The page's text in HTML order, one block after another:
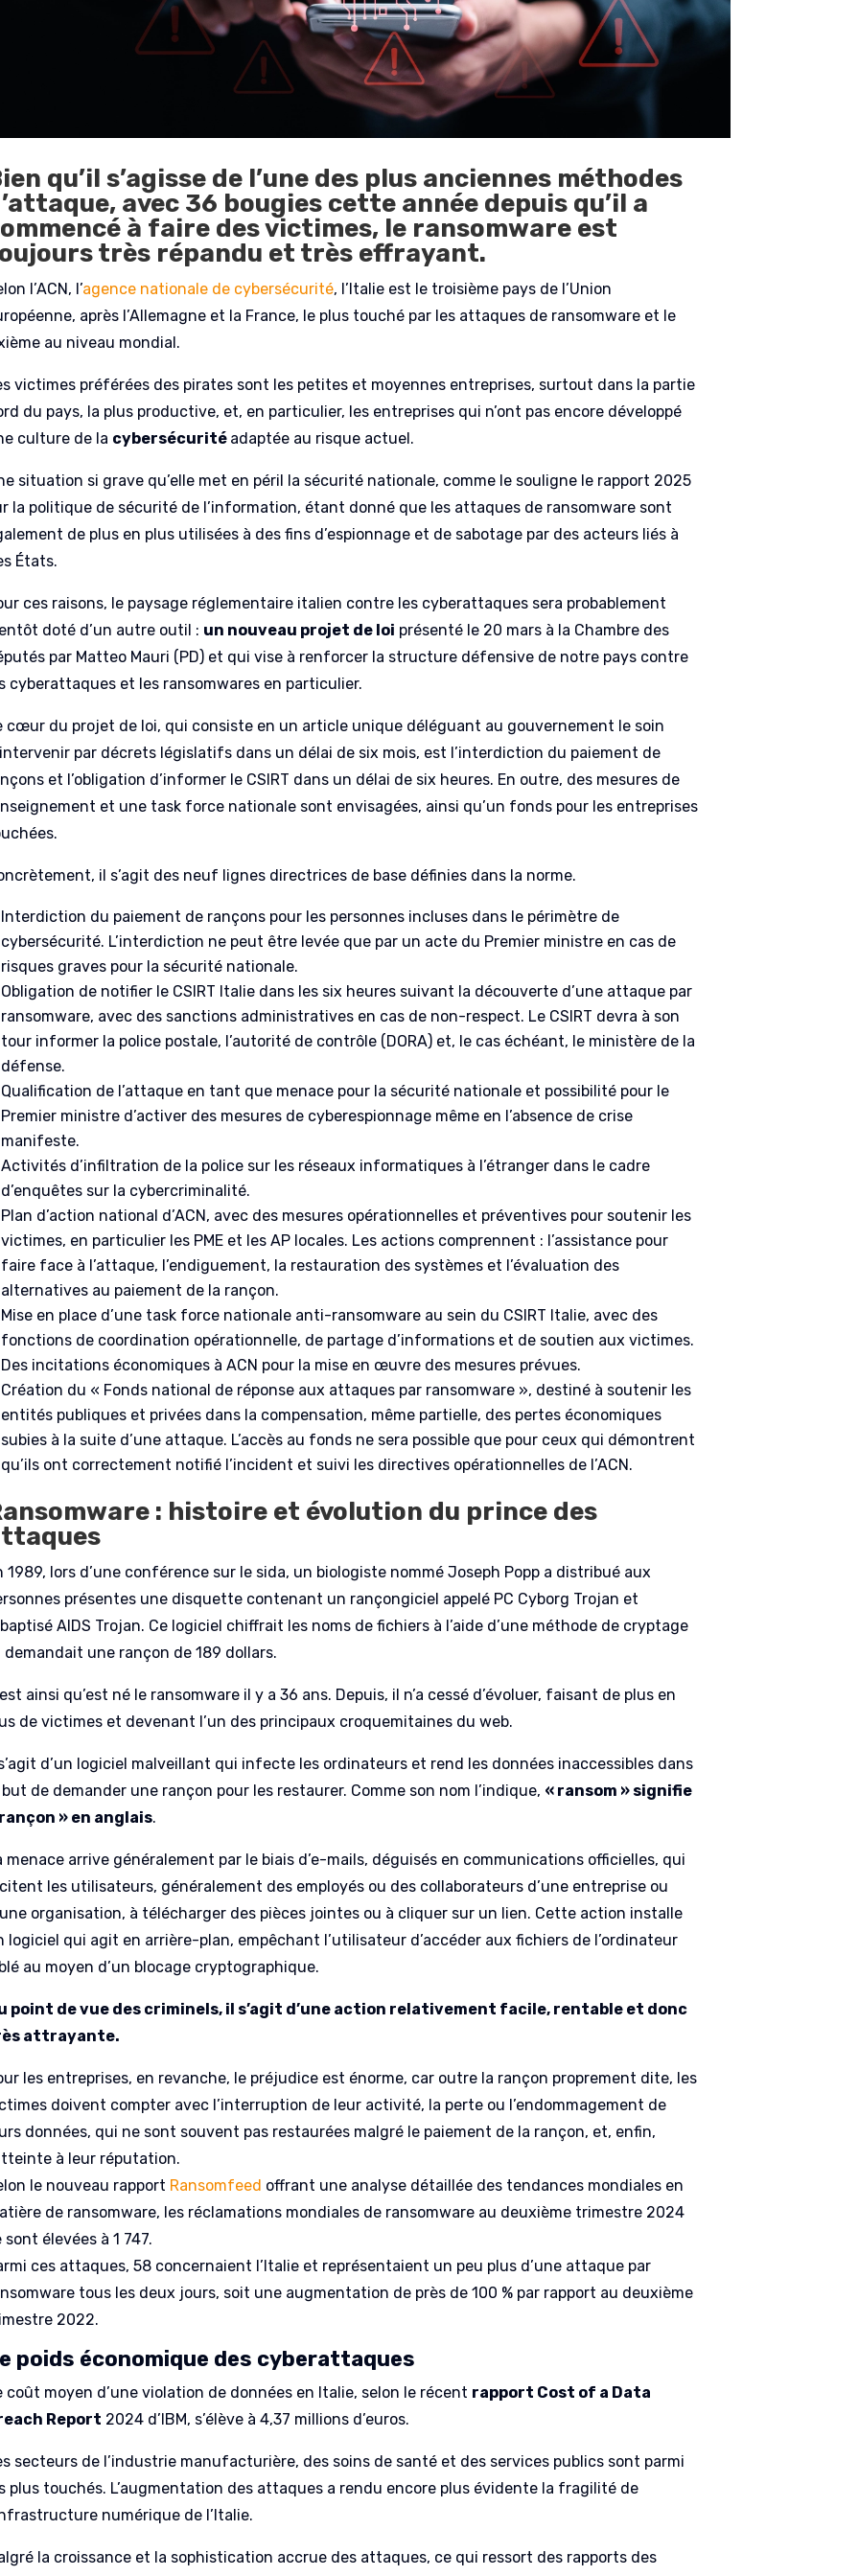
qu’il s’agisse de l’une des plus anciennes méthodes
avec 36 bougies cette année depuis qu’il a
à faire des victimes, le ransomware est
très répandu et très effrayant.
l’ACN, l’agence nationale de cybersécurité, l’Italie est le troisième pays de l’Union
après l’Allemagne et la France, le plus touché par les attaques de ransomware et le
au niveau mondial.
victimes préférées des pirates sont les petites et moyennes entreprises, surtout dans la partie
du pays, la plus productive, et, en particulier, les entreprises qui n’ont pas encore développé
culture de la cybersécurité adaptée au risque actuel.
situation si grave qu’elle met en péril la sécurité nationale, comme le souligne le rapport 2025
la politique de sécurité de l’information, étant donné que les attaques de ransomware sont
de plus en plus utilisées à des fins d’espionnage et de sabotage par des acteurs liés à
États.
ces raisons, le paysage réglementaire italien contre les cyberattaques sera probablement
doté d’un autre outil : un nouveau projet de loi présenté le 20 mars à la Chambre des
par Matteo Mauri (PD) et qui vise à renforcer la structure défensive de notre pays contre
cyberattaques et les ransomwares en particulier.
cœur du projet de loi, qui consiste en un article unique déléguant au gouvernement le soin
par décrets législatifs dans un délai de six mois, est l’interdiction du paiement de
et l’obligation d’informer le CSIRT dans un délai de six heures. En outre, des mesures de
et une task force nationale sont envisagées, ainsi qu’un fonds pour les entreprises
il s’agit des neuf lignes directrices de base définies dans la norme.
Interdiction du paiement de rançons pour les personnes incluses dans le périmètre de
cybersécurité. L’interdiction ne peut être levée que par un acte du Premier ministre en cas de
risques graves pour la sécurité nationale.
Obligation de notifier le CSIRT Italie dans les six heures suivant la découverte d’une attaque par
ransomware, avec des sanctions administratives en cas de non-respect. Le CSIRT devra à son
tour informer la police postale, l’autorité de contrôle (DORA) et, le cas échéant, le ministère de la
défense.
Qualification de l’attaque en tant que menace pour la sécurité nationale et possibilité pour le
Premier ministre d’activer des mesures de cyberespionnage même en l’absence de crise
manifeste.
Activités d’infiltration de la police sur les réseaux informatiques à l’étranger dans le cadre
d’enquêtes sur la cybercriminalité.
Plan d’action national d’ACN, avec des mesures opérationnelles et préventives pour soutenir les
victimes, en particulier les PME et les AP locales. Les actions comprennent : l’assistance pour
faire face à l’attaque, l’endiguement, la restauration des systèmes et l’évaluation des
alternatives au paiement de la rançon.
Mise en place d’une task force nationale anti-ransomware au sein du CSIRT Italie, avec des
fonctions de coordination opérationnelle, de partage d’informations et de soutien aux victimes.
Des incitations économiques à ACN pour la mise en œuvre des mesures prévues.
Création du « Fonds national de réponse aux attaques par ransomware », destiné à soutenir les
entités publiques et privées dans la compensation, même partielle, des pertes économiques
subies à la suite d’une attaque. L’accès au fonds ne sera possible que pour ceux qui démontrent
qu’ils ont correctement notifié l’incident et suivi les directives opérationnelles de l’ACN.
: histoire et évolution du prince des
1989, lors d’une conférence sur le sida, un biologiste nommé Joseph Popp a distribué aux
présentes une disquette contenant un rançongiciel appelé PC Cyborg Trojan et
AIDS Trojan. Ce logiciel chiffrait les noms de fichiers à l’aide d’une méthode de cryptage
demandait une rançon de 189 dollars.
ainsi qu’est né le ransomware il y a 36 ans. Depuis, il n’a cessé d’évoluer, faisant de plus en
de victimes et devenant l’un des principaux croquemitaines du web.
d’un logiciel malveillant qui infecte les ordinateurs et rend les données inaccessibles dans
de demander une rançon pour les restaurer. Comme son nom l’indique, « ransom » signifie
» en anglais.
menace arrive généralement par le biais d’e-mails, déguisés en communications officielles, qui
les utilisateurs, généralement des employés ou des collaborateurs d’une entreprise ou
organisation, à télécharger des pièces jointes ou à cliquer sur un lien. Cette action installe
logiciel qui agit en arrière-plan, empêchant l’utilisateur d’accéder aux fichiers de l’ordinateur
au moyen d’un blocage cryptographique.
point de vue des criminels, il s’agit d’une action relativement facile, rentable et donc
attrayante.
les entreprises, en revanche, le préjudice est énorme, car outre la rançon proprement dite, les
doivent compter avec l’interruption de leur activité, la perte ou l’endommagement de
données, qui ne sont souvent pas restaurées malgré le paiement de la rançon, et, enfin,
à leur réputation.
le nouveau rapport Ransomfeed offrant une analyse détaillée des tendances mondiales en
de ransomware, les réclamations mondiales de ransomware au deuxième trimestre 2024
sont élevées à 1 747.
ces attaques, 58 concernaient l’Italie et représentaient un peu plus d’une attaque par
tous les deux jours, soit une augmentation de près de 100 % par rapport au deuxième
2022.
poids économique des cyberattaques
coût moyen d’une violation de données en Italie, selon le récent rapport Cost of a Data
Report 2024 d’IBM, s’élève à 4,37 millions d’euros.
secteurs de l’industrie manufacturière, des soins de santé et des services publics sont parmi
plus touchés. L’augmentation des attaques a rendu encore plus évidente la fragilité de
numérique de l’Italie.
la croissance et la sophistication accrue des attaques, ce qui ressort des rapports des